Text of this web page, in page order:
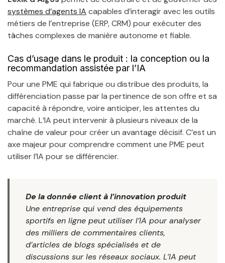
systèmes d’agents IA capables d’interagir avec les outils
métiers de l’entreprise (ERP, CRM) pour exécuter des
tâches complexes de manière autonome et fiable.
Cas d’usage dans le produit : la conception ou la
recommandation assistée par l’IA
Pour une PME qui fabrique ou distribue des produits, la
différenciation passe par la pertinence de son offre et sa
capacité à répondre, voire anticiper, les attentes du
marché. L’IA peut intervenir à plusieurs niveaux de la
chaîne de valeur pour créer un avantage décisif. C’est un
axe majeur pour comprendre comment une PME peut
utiliser l’IA pour se différencier.
De la donnée client à l’innovation produit
Une entreprise qui vend des équipements
sportifs en ligne peut utiliser l’IA pour analyser
des milliers de commentaires clients,
d’articles de blogs spécialisés et de
discussions sur les réseaux sociaux. L’IA peut